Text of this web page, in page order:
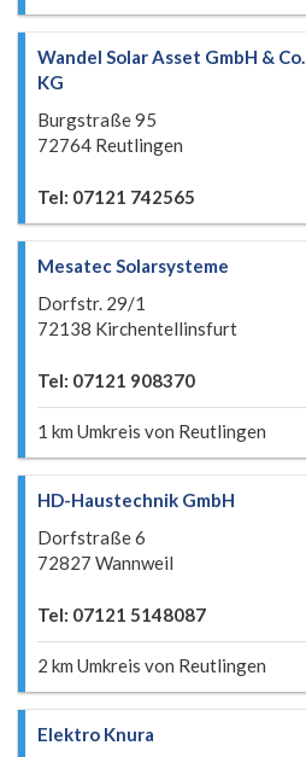
Wandel Solar Asset GmbH & Co.
KG
Burgstraße 95
72764 Reutlingen
Tel: 07121 742565
Mesatec Solarsysteme
Dorfstr. 29/1
72138 Kirchentellinsfurt
Tel: 07121 908370
1 km Umkreis von Reutlingen
HD-Haustechnik GmbH
Dorfstraße 6
72827 Wannweil
Tel: 07121 5148087
2 km Umkreis von Reutlingen
Elektro Knura